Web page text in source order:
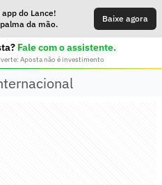
do Lance!
da mão.
Baixe agora
Fale com o assistente.
Aposta não é investimento